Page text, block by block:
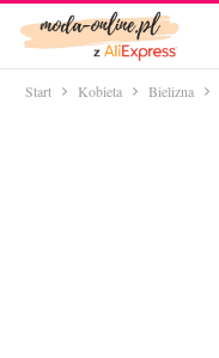
Start Kobieta Bielizna